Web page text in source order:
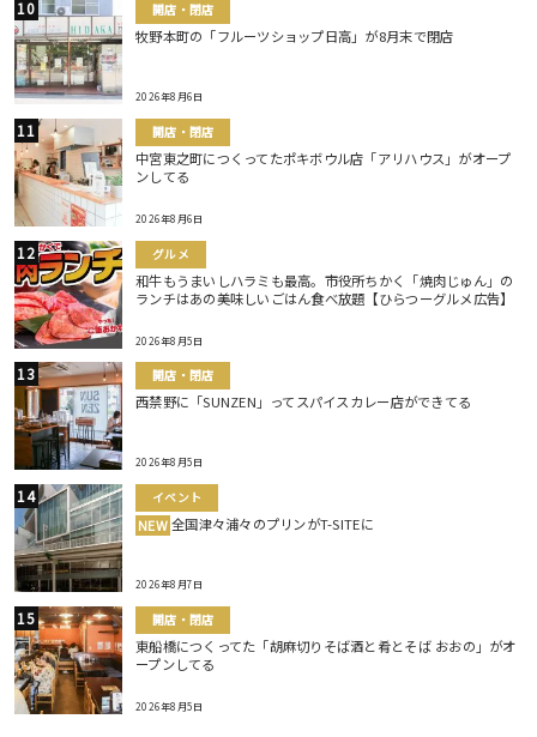
開店・閉店
牧野本町の「フルーツショップ日高」が8月末で閉店
2026年8月6日
開店・閉店
中宮東之町につくってたポキボウル店「アリハウス」がオープ
ンしてる
2026年8月6日
グルメ
和牛もうまいしハラミも最高。市役所ちかく「焼肉じゅん」の
ランチはあの美味しいごはん食べ放題【ひらつーグルメ広告】
2026年8月5日
開店・閉店
西禁野に「SUNZEN」ってスパイスカレー店ができてる
2026年8月5日
イベント
NEW 全国津々浦々のプリンがT-SITEに
2026年8月7日
開店・閉店
東船橋につくってた「胡麻切りそば酒と肴とそば おおの」がオ
ープンしてる
2026年8月5日